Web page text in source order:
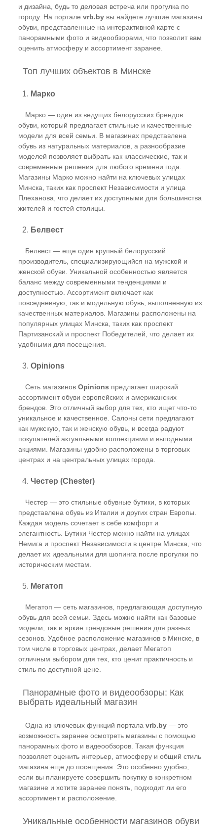
и дизайна, будь то деловая встреча или прогулка по
городу. На порталеvrb.by вы найдете лучшие магазины
обуви, представленные на интерактивной карте с
панорамными фото и видеообзорами, что позволит вам
оценить атмосферу и ассортимент заранее.
Топ лучших объектов в Минске
1. Марко
Марко — один из ведущих белорусских брендов
обуви, который предлагает стильные и качественные
модели для всей семьи. В магазинах представлена
обувь из натуральных материалов, а разнообразие
моделей позволяет выбрать как классические, так и
современные решения для любого времени года.
Магазины Марко можно найти на ключевых улицах
Минска, таких как проспект Независимости и улица
Плеханова, что делает их доступными для большинства
жителей и гостей столицы.
2. Белвест
Белвест — еще один крупный белорусский
производитель, специализирующийся на мужской и
женской обуви. Уникальной особенностью является
баланс между современными тенденциями и
доступностью. Ассортимент включает как
повседневную, так и модельную обувь, выполненную из
качественных материалов. Магазины расположены на
популярных улицах Минска, таких как проспект
Партизанский и проспект Победителей, что делает их
удобными для посещения.
3.Opinions
Сеть магазиновOpinions предлагает широкий
ассортимент обуви европейских и американских
брендов. Это отличный выбор для тех, кто ищет что-то
уникальное и качественное. Салоны сети предлагают
как мужскую, так и женскую обувь, и всегда радуют
покупателей актуальными коллекциями и выгодными
акциями. Магазины удобно расположены в торговых
центрах и на центральных улицах города.
4. Честер (Chester)
Честер — это стильные обувные бутики, в которых
представлена обувь из Италии и других стран Европы.
Каждая модель сочетает в себе комфорт и
элегантность. Бутики Честер можно найти на улицах
Немига и проспект Независимости в центре Минска, что
делает их идеальными для шопинга после прогулки по
историческим местам.
5. Мегатоп
Мегатоп — сеть магазинов, предлагающая доступную
обувь для всей семьи. Здесь можно найти как базовые
модели, так и яркие трендовые решения для разных
сезонов. Удобное расположение магазинов в Минске, в
том числе в торговых центрах, делает Мегатоп
отличным выбором для тех, кто ценит практичность и
стиль по доступной цене.
Панорамные фото и видеообзоры: Как
выбрать идеальный магазин
Одна из ключевых функций порталаvrb.by — это
возможность заранее осмотреть магазины с помощью
панорамных фото и видеообзоров. Такая функция
позволяет оценить интерьер, атмосферу и общий стиль
магазина еще до посещения. Это особенно удобно,
если вы планируете совершить покупку в конкретном
магазине и хотите заранее понять, подходит ли его
ассортимент и расположение.
Уникальные особенности магазинов обуви